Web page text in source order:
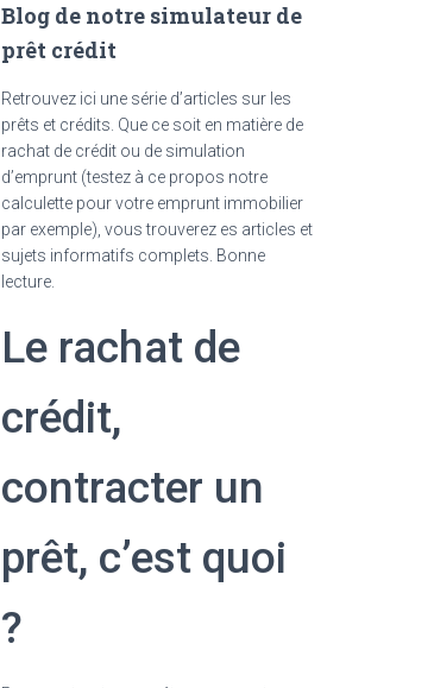
Blog de notre simulateur de
prêt crédit
Retrouvez ici une série d’articles sur les
prêts et crédits. Que ce soit en matière de
rachat de crédit ou de simulation
d’emprunt (testez à ce propos notre
calculette pour votre emprunt immobilier
par exemple), vous trouverez es articles et
sujets informatifs complets. Bonne
lecture.
Le rachat de
crédit,
contracter un
prêt, c’est quoi
?